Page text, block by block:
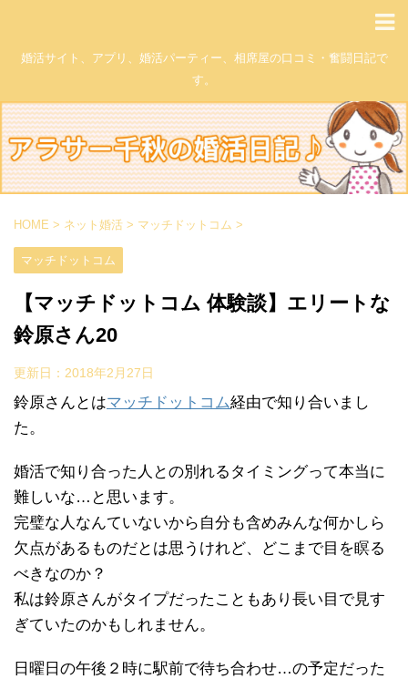
婚活サイト、アプリ、婚活パーティー、相席屋の口コミ・奮闘日記で
す。
HOME > ネット婚活 > マッチドットコム >
マッチドットコム
【マッチドットコム 体験談】エリートな
鈴原さん20
更新日： 2018年2月27日
鈴原さんとはマッチドットコム経由で知り合いまし
た。
婚活で知り合った人との別れるタイミングって本当に
難しいな…と思います。
完璧な人なんていないから自分も含めみんな何かしら
欠点があるものだとは思うけれど、どこまで目を瞑る
べきなのか？
私は鈴原さんがタイプだったこともあり長い目で見す
ぎていたのかもしれません。
日曜日の午後２時に駅前で待ち合わせ…の予定だった